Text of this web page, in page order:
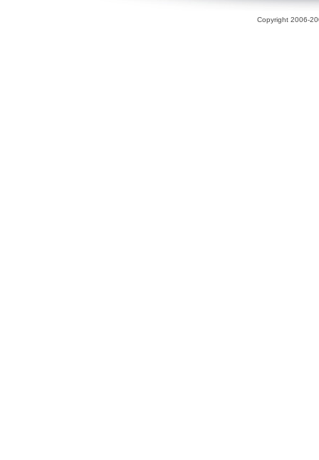
Copyright 2006-